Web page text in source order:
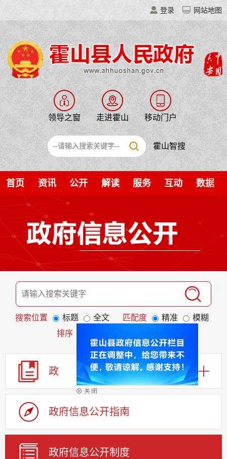
登录 网站地图
领导之窗 走进霍山 移动门户
霍山智搜
首页 资讯 公开 解读 服务 互动 数据
搜索位置 标题 全文 匹配度 精准
模糊
排序
政 策
政府信息公开指南
政府信息公开制度